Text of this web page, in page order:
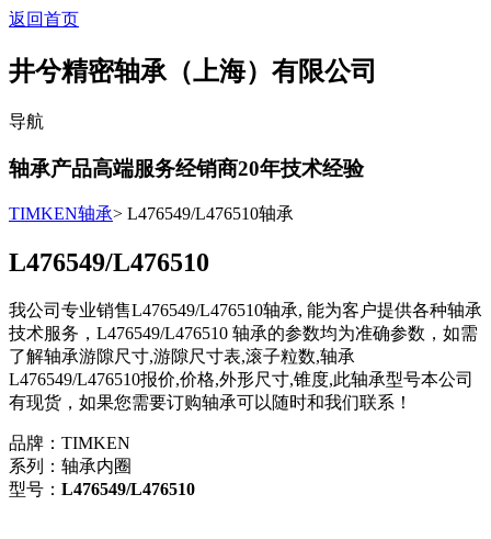
返回首页
井兮精密轴承（上海）有限公司
导航
轴承产品高端服务经销商20年技术经验
TIMKEN轴承> L476549/L476510轴承
L476549/L476510
我公司专业销售L476549/L476510轴承, 能为客户提供各种轴承
技术服务，L476549/L476510 轴承的参数均为准确参数，如需
了解轴承游隙尺寸,游隙尺寸表,滚子粒数,轴承
L476549/L476510报价,价格,外形尺寸,锥度,此轴承型号本公司
有现货，如果您需要订购轴承可以随时和我们联系！
品牌：TIMKEN
系列：轴承内圈
型号： L476549/L476510